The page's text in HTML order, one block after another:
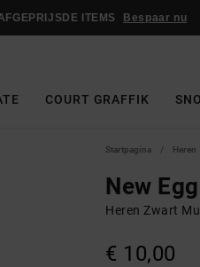
ITEMS Bespaar nu
COURT GRAFFIK
Startpagina Heren
New
Heren Zwart
€ 10,00